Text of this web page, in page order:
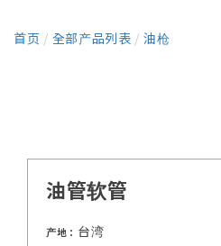
首页 / 全部产品列表 / 油枪
油管软管
产地： 台湾